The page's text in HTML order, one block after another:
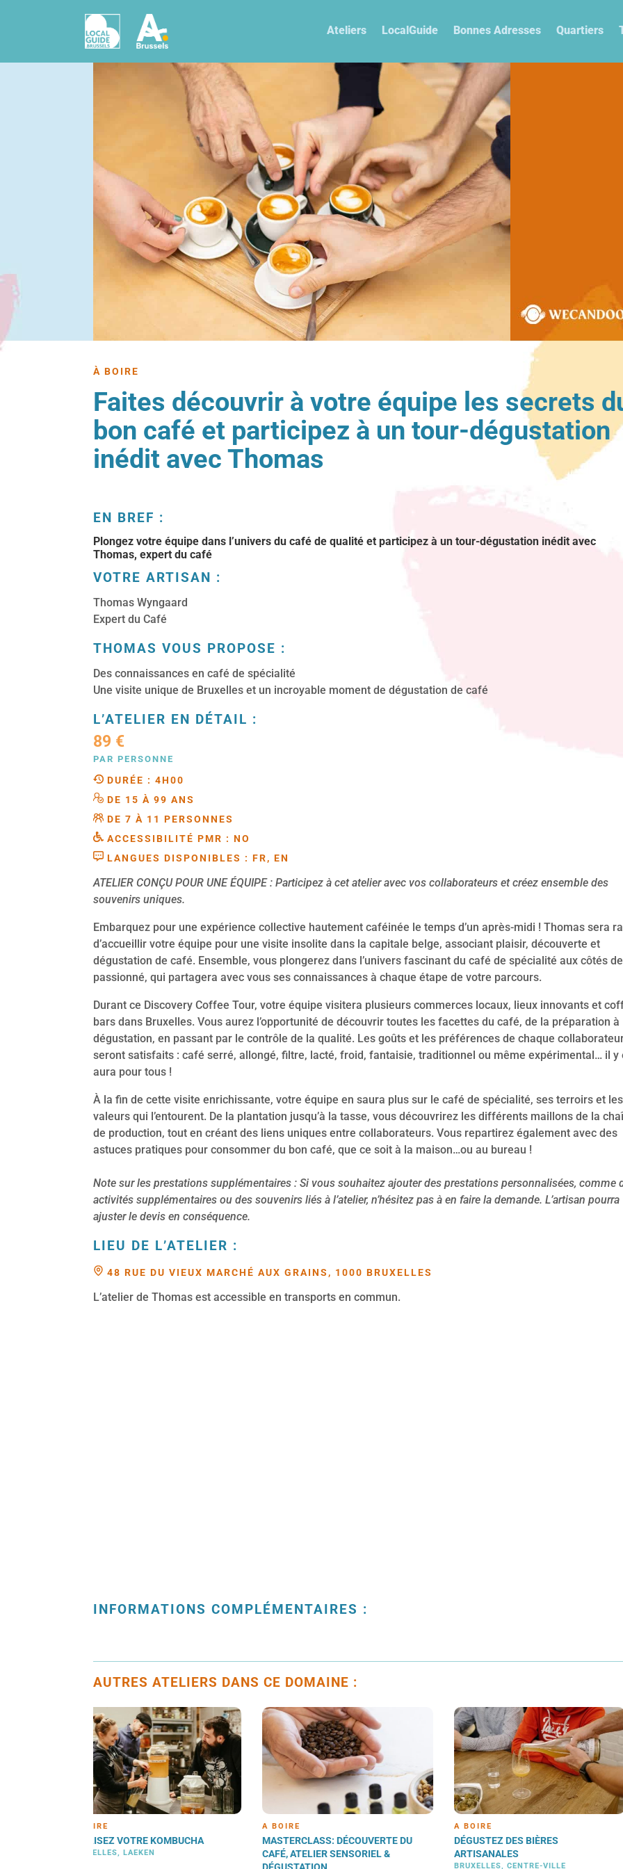
Ateliers LocalGuide Bonnes Adresses Quartiers
À BOIRE
Faites découvrir à votre équipe les secrets
bon café et participez à un tour-dégustation
inédit avec Thomas
EN BREF :
Plongez votre équipe dans l’univers du café de qualité et participez à un tour-dégustation inédit avec
Thomas, expert du café
VOTRE ARTISAN :
Thomas Wyngaard
Expert du Café
THOMAS VOUS PROPOSE :
Des connaissances en café de spécialité
Une visite unique de Bruxelles et un incroyable moment de dégustation de café
L’ATELIER EN DÉTAIL :
89 €
PAR PERSONNE
DURÉE : 4H00
DE 15 À 99 ANS
DE 7 À 11 PERSONNES
ACCESSIBILITÉ PMR : NO
LANGUES DISPONIBLES : FR, EN
ATELIER CONÇU POUR UNE ÉQUIPE : Participez à cet atelier avec vos collaborateurs et créez ensemble des
souvenirs uniques.
Embarquez pour une expérience collective hautement caféinée le temps d’un après-midi ! Thomas sera
d’accueillir votre équipe pour une visite insolite dans la capitale belge, associant plaisir, découverte et
dégustation de café. Ensemble, vous plongerez dans l’univers fascinant du café de spécialité aux côtés
passionné, qui partagera avec vous ses connaissances à chaque étape de votre parcours.
Durant ce Discovery Coffee Tour, votre équipe visitera plusieurs commerces locaux, lieux innovants et
bars dans Bruxelles. Vous aurez l’opportunité de découvrir toutes les facettes du café, de la préparation à
dégustation, en passant par le contrôle de la qualité. Les goûts et les préférences de chaque
seront satisfaits : café serré, allongé, filtre, lacté, froid, fantaisie, traditionnel ou même expérimental… il y
aura pour tous !
À la fin de cette visite enrichissante, votre équipe en saura plus sur le café de spécialité, ses terroirs et les
valeurs qui l’entourent. De la plantation jusqu’à la tasse, vous découvrirez les différents maillons de la
de production, tout en créant des liens uniques entre collaborateurs. Vous repartirez également avec des
astuces pratiques pour consommer du bon café, que ce soit à la maison…ou au bureau !
Note sur les prestations supplémentaires : Si vous souhaitez ajouter des prestations personnalisées, comme
activités supplémentaires ou des souvenirs liés à l’atelier, n’hésitez pas à en faire la demande. L’artisan pourra
ajuster le devis en conséquence.
LIEU DE L’ATELIER :
48 RUE DU VIEUX MARCHÉ AUX GRAINS, 1000 BRUXELLES
L’atelier de Thomas est accessible en transports en commun.
INFORMATIONS COMPLÉMENTAIRES :
AUTRES ATELIERS DANS CE DOMAINE :
À BOIRE
MASTERCLASS: DÉCOUVERTE DU
CAFÉ, ATELIER SENSORIEL &
À BOIRE
DÉGUSTEZ DES BIÈRES
ARTISANALES
BRUXELLES, CENTRE-VILLE
À BOIRE
DÉGUSTEZ LES SPIRITUEUX
DISTILLERIE ARTISANALE
BRUXELLES, HAREN